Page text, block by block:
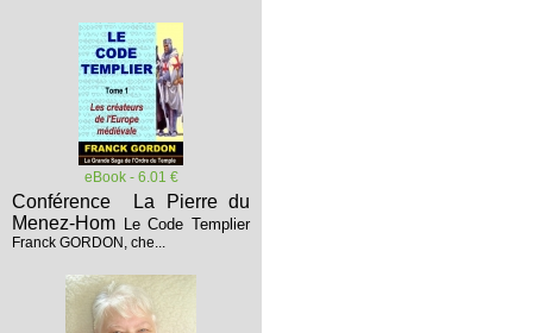
eBook - 6.01 €
Conférence La Pierre du
Menez-Hom Le Code Templier
Franck GORDON, che...